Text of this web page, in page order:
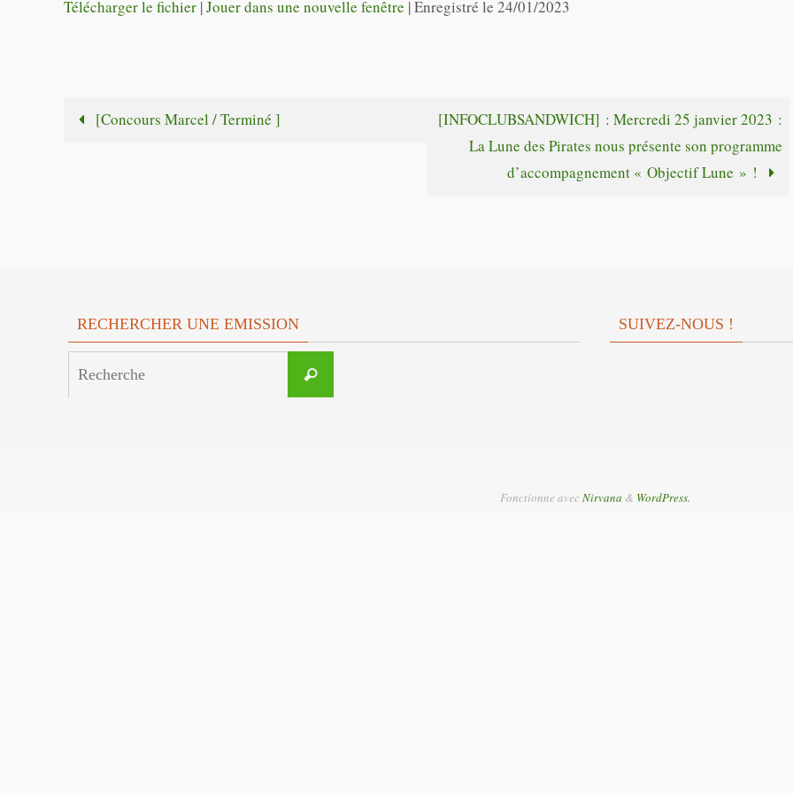
le
volume.
ou
diminuer
le
Télécharger le fichier |Jouer dans une nouvelle fenêtre |Enregistré le 24/01/2023
[Concours Marcel / Terminé ]
[INFOCLUBSANDWICH] : Mercredi 25 janvier 2023 :
La Lune des Pirates nous présente son programme
d’accompagnement « Objectif Lune » !
RECHERCHER UNE EMISSION
Recherche
SUIVEZ-NOUS !
Fonctionne avec Nirvana & WordPress.